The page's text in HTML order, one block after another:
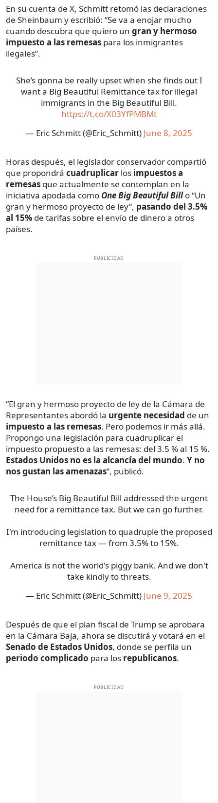
En su cuenta de X, Schmitt retomó las declaraciones
de Sheinbaum y escribió: “Se va a enojar mucho
cuando descubra que quiero un gran y hermoso
impuesto a las remesas para los inmigrantes
ilegales”.
She’s gonna be really upset when she finds out I
want a Big Beautiful Remittance tax for illegal
immigrants in the Big Beautiful Bill.
https://t.co/X03YfPMBMt
— Eric Schmitt (@Eric_Schmitt) June 8, 2025
Horas después, el legislador conservador compartió
que propondrá cuadruplicar los impuestos a
remesas que actualmente se contemplan en la
iniciativa apodada como One Big Beautiful Billo “Un
gran y hermoso proyecto de ley”, pasando del 3.5%
al 15% de tarifas sobre el envío de dinero a otros
países.
PUBLICIDAD
“El gran y hermoso proyecto de ley de la Cámara de
Representantes abordó la urgente necesidad de un
impuesto a las remesas. Pero podemos ir más allá.
Propongo una legislación para cuadruplicar el
impuesto propuesto a las remesas: del 3.5 % al 15 %.
Estados Unidos no es la alcancía del mundo. Y no
nos gustan las amenazas”, publicó.
The House’s Big Beautiful Bill addressed the urgent
need for a remittance tax. But we can go further.
I'm introducing legislation to quadruple the proposed
remittance tax — from 3.5% to 15%.
America is not the world's piggy bank. And we don't
take kindly to threats.
— Eric Schmitt (@Eric_Schmitt) June 9, 2025
Después de que el plan fiscal de Trump se aprobara
en la Cámara Baja, ahora se discutirá y votará en el
Senado de Estados Unidos, donde se perfila un
periodo complicado para los republicanos.
PUBLICIDAD